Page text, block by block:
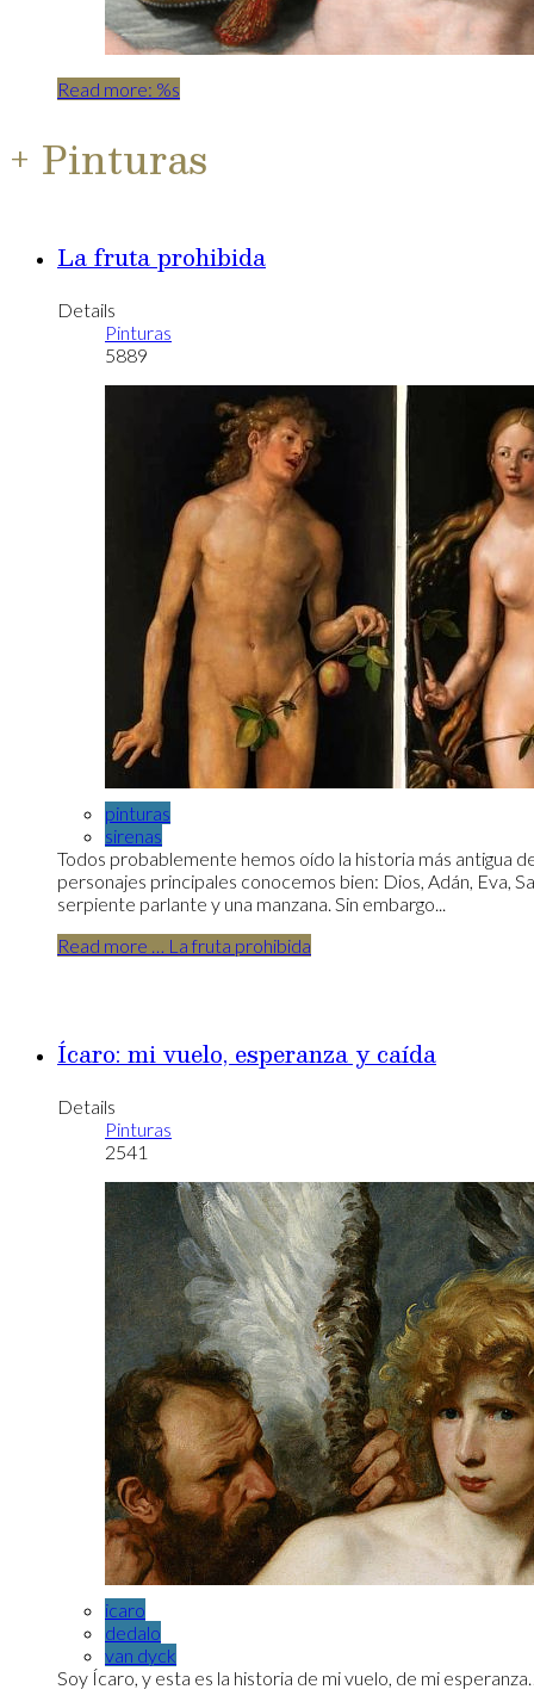
Read more: %s
+ Pinturas
La fruta prohibida
Details
Pinturas
5889
pinturas
sirenas
Todos probablemente hemos oído la historia más antigua
personajes principales conocemos bien: Dios, Adán, Eva,
serpiente parlante y una manzana. Sin embargo...
Read more … La fruta prohibida
Ícaro: mi vuelo, esperanza y caída
Details
Pinturas
2541
icaro
dedalo
van dyck
Soy Ícaro, y esta es la historia de mi vuelo, de mi